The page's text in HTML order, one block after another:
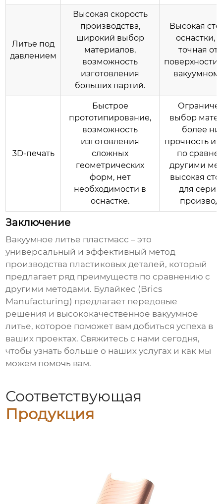
Литье под
давлением
Высокая скорость
производства,
широкий выбор
материалов,
возможность
изготовления
больших партий.
Высокая
оснастки,
точная
вакуумном
3D-печать
Быстрое
прототипирование,
возможность
изготовления
сложных
геометрических
форм, нет
необходимости в
оснастке.
выбор
более
прочность и
по
другими
высокая
для
Заключение
Вакуумное литье пластмасс – это
универсальный и эффективный метод
производства пластиковых деталей, который
предлагает ряд преимуществ по сравнению с
другими методами. Булайкес (Brics
Manufacturing) предлагает передовые
решения и высококачественное вакуумное
литье, которое поможет вам добиться успеха в
ваших проектах. Свяжитесь с нами сегодня,
чтобы узнать больше о наших услугах и как мы
можем помочь вам.
Соответствующая
Продукция